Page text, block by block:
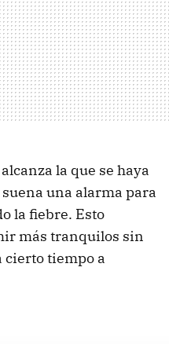
la que se haya
una alarma para
la fiebre. Esto
más tranquilos sin
cierto tiempo a